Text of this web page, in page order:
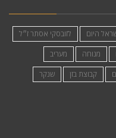
היום
לזובסקי אסתר ז״ל
מנוחה
מעריב
קבוצת בזן
שנקר